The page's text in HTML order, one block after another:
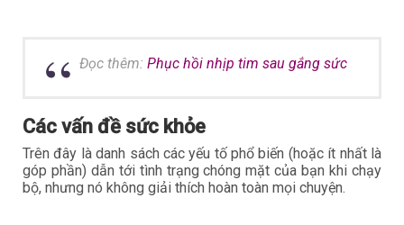
Đọc thêm: Phục hồi nhịp tim sau gắng sức
Các vấn đề sức khỏe
Trên đây là danh sách các yếu tố phổ biến (hoặc ít nhất là
góp phần) dẫn tới tình trạng chóng mặt của bạn khi chạy
bộ, nhưng nó không giải thích hoàn toàn mọi chuyện.